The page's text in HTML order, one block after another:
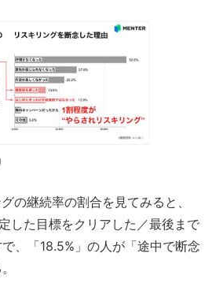
の継続率の割合を見てみると、
した目標をクリアした／最後まで
、「18.5%」の人が「途中で断念